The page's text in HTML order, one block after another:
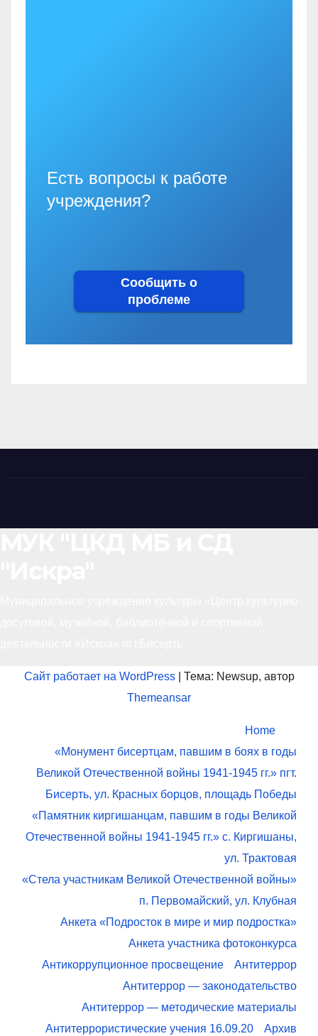
Есть вопросы к работе
учреждения?
Сообщить о
проблеме
Сайт работает на WordPress
Тема: Newsup, автор
Themeansar
Home
«Монумент бисертцам, павшим в боях в годы
Великой Отечественной войны 1941-1945 гг.» пгт.
Бисерть, ул. Красных борцов, площадь Победы
«Памятник киргишанцам, павшим в годы Великой
Отечественной войны 1941-1945 гг.» с. Киргишаны,
ул. Трактовая
«Стела участникам Великой Отечественной войны»
п. Первомайский, ул. Клубная
Анкета «Подросток в мире и мир подростка»
Анкета участника фотоконкурса
Антикоррупционное просвещение
Антитеррор
Антитеррор — законодательство
Антитеррор — методические материалы
Антитеррористические учения 16.09.20
Архив